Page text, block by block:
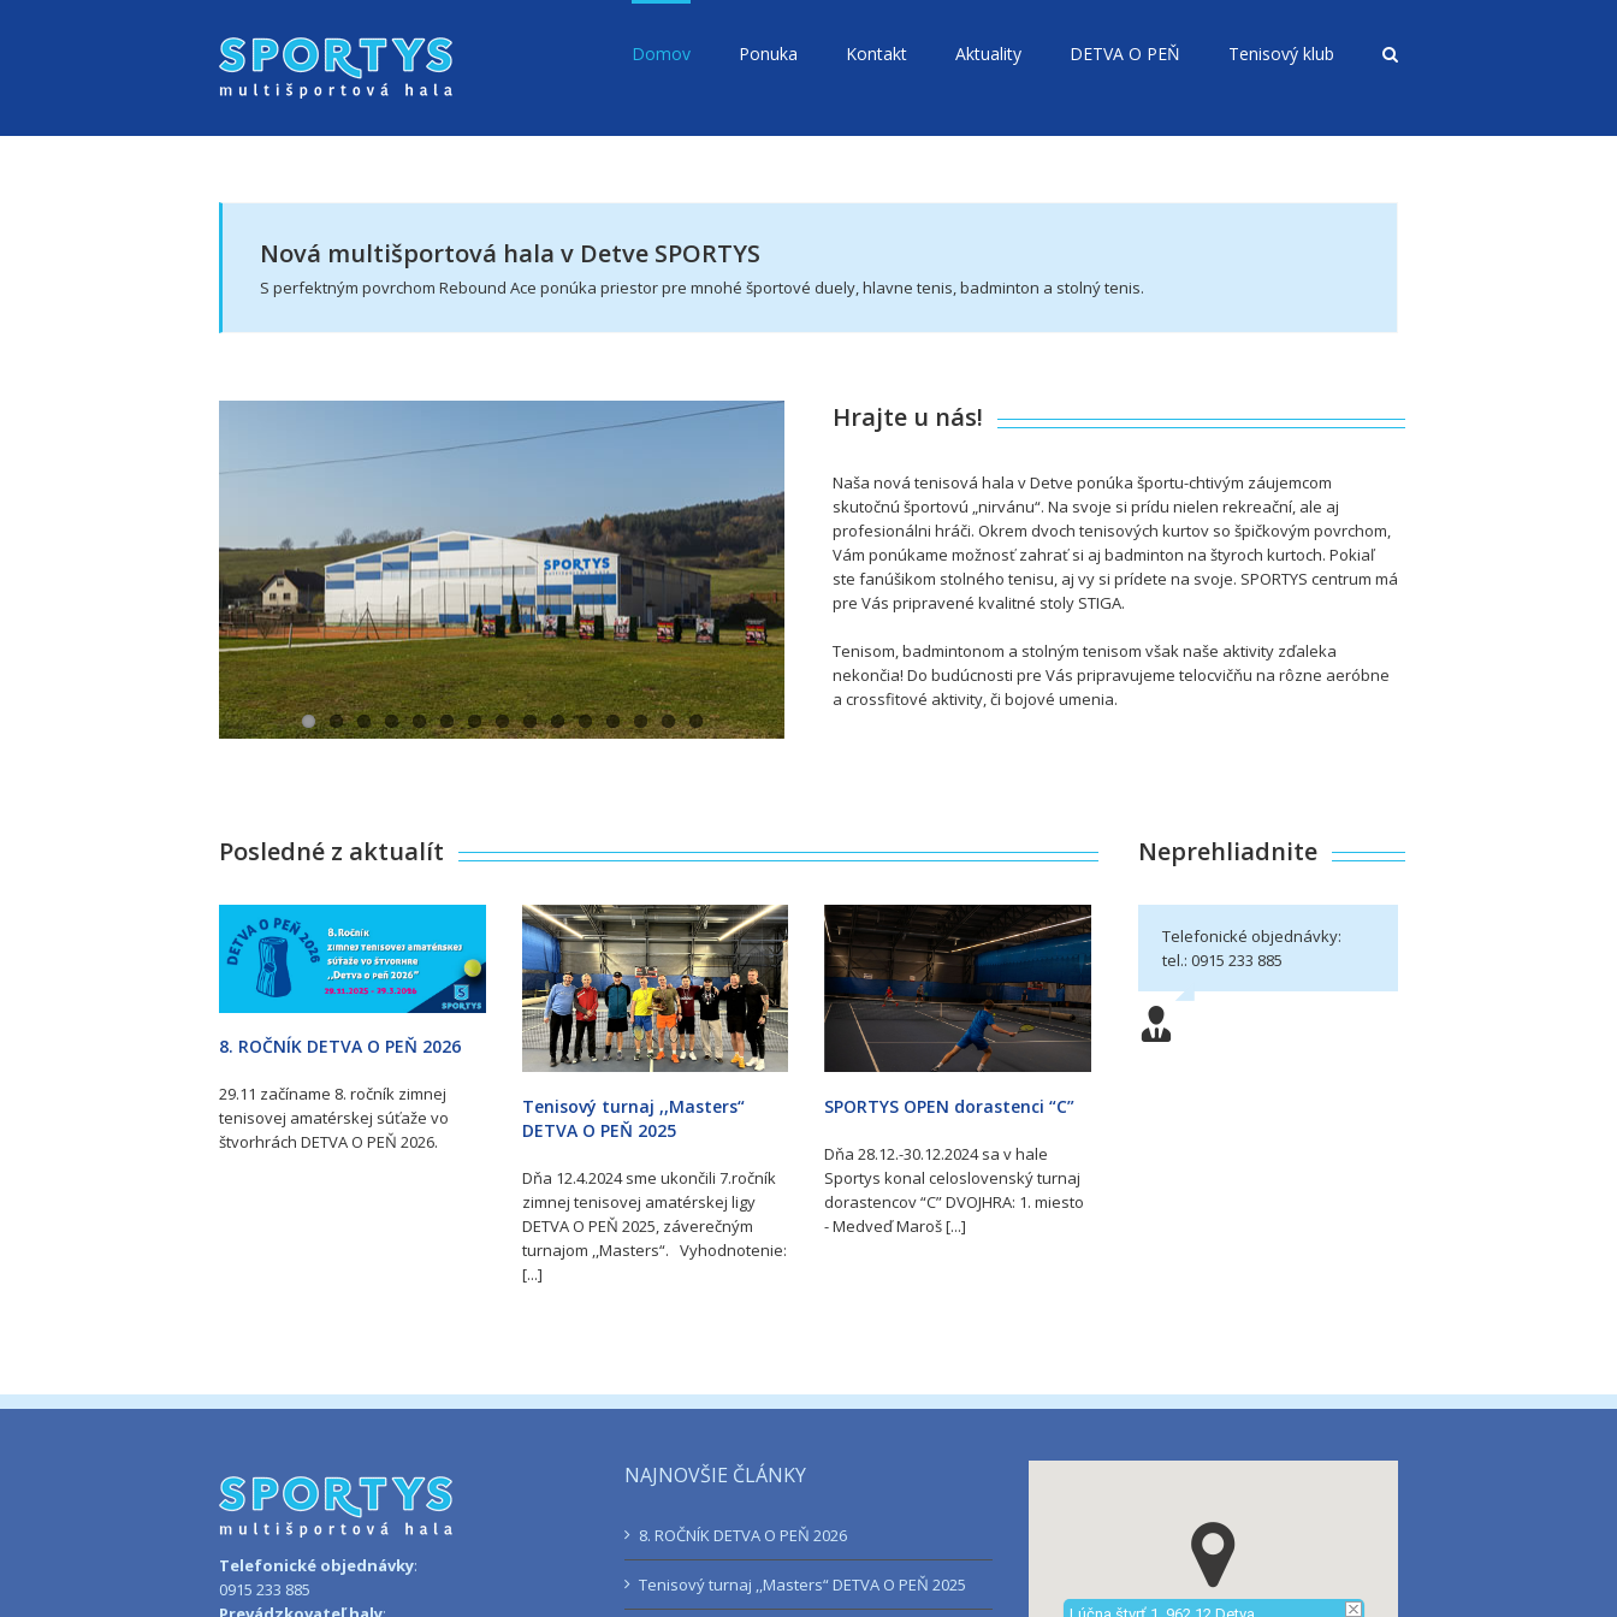
Domov Ponuka Kontakt Aktuality DETVA O PEŇ Tenisový klub
Nová multišportová hala v Detve SPORTYS
S perfektným povrchom Rebound Ace ponúka priestor pre mnohé športové duely, hlavne tenis, badminton a stolný tenis.
Hrajte u nás!
Naša nová tenisová hala v Detve ponúka športu-chtivým záujemcom
skutočnú športovú „nirvánu“. Na svoje si prídu nielen rekreační, ale aj
profesionálni hráči. Okrem dvoch tenisových kurtov so špičkovým povrchom,
Vám ponúkame možnosť zahrať si aj badminton na štyroch kurtoch. Pokiaľ
ste fanúšikom stolného tenisu, aj vy si prídete na svoje. SPORTYS centrum má
pre Vás pripravené kvalitné stoly STIGA.
Tenisom, badmintonom a stolným tenisom však naše aktivity zďaleka
nekončia! Do budúcnosti pre Vás pripravujeme telocvičňu na rôzne aeróbne
a crossfitové aktivity, či bojové umenia.
Posledné z aktualít
8. ROČNÍK DETVA O PEŇ 2026
29.11 začíname 8. ročník zimnej
tenisovej amatérskej súťaže vo
štvorhrách DETVA O PEŇ 2026.
Tenisový turnaj ,,Masters“
DETVA O PEŇ 2025
Dňa 12.4.2024 sme ukončili 7.ročník
zimnej tenisovej amatérskej ligy
DETVA O PEŇ 2025, záverečným
turnajom ,,Masters“. Vyhodnotenie:
[...]
SPORTYS OPEN dorastenci “C”
Dňa 28.12.-30.12.2024 sa v hale
Sportys konal celoslovenský turnaj
dorastencov “C” DVOJHRA: 1. miesto
- Medveď Maroš [...]
Neprehliadnite
Telefonické objednávky:
tel.: 0915 233 885
Telefonické objednávky:
0915 233 885
NAJNOVŠIE ČLÁNKY
8. ROČNÍK DETVA O PEŇ 2026
Tenisový turnaj ,,Masters“ DETVA O PEŇ 2025